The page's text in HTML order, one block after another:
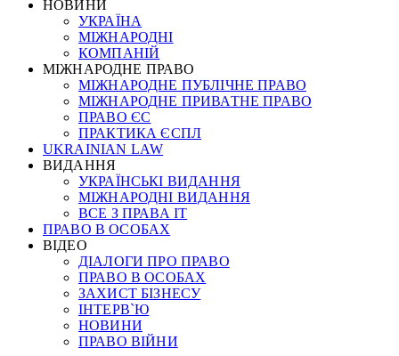
НОВИНИ
УКРАЇНА
МІЖНАРОДНІ
КОМПАНІЙ
МІЖНАРОДНЕ ПРАВО
МІЖНАРОДНЕ ПУБЛІЧНЕ ПРАВО
МІЖНАРОДНЕ ПРИВАТНЕ ПРАВО
ПРАВО ЄС
ПРАКТИКА ЄСПЛ
UKRAINIAN LAW
ВИДАННЯ
УКРАЇНСЬКІ ВИДАННЯ
МІЖНАРОДНІ ВИДАННЯ
ВСЕ З ПРАВА ІТ
ПРАВО В ОСОБАХ
ВІДЕО
ДІАЛОГИ ПРО ПРАВО
ПРАВО В ОСОБАХ
ЗАХИСТ БІЗНЕСУ
ІНТЕРВ`Ю
НОВИНИ
ПРАВО ВІЙНИ